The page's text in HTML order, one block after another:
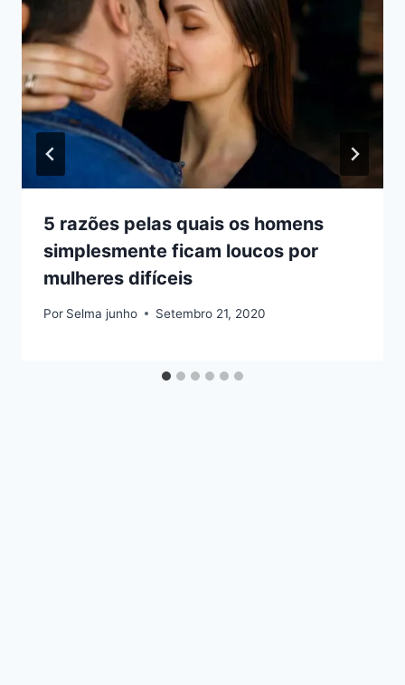
5 razões pelas quais os homens
simplesmente ficam loucos por
mulheres difíceis
Por Selma junho Setembro 21, 2020